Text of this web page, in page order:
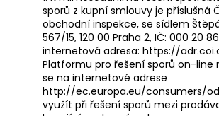
sporů z kupní smlouvy je příslušná
obchodní inspekce, se sídlem
567/15, 120 00 Praha 2, IČ: 000 20
internetová adresa: https://
Platformu pro řešení sporů on-line
se na internetové adrese
http://ec.europa.eu/consumers/
využít při řešení sporů mezi